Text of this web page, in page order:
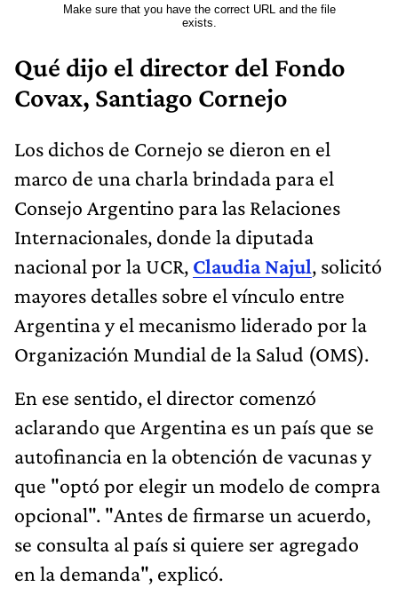
Qué dijo el director del Fondo
Covax, Santiago Cornejo
Los dichos de Cornejo se dieron en el
marco de una charla brindada para el
Consejo Argentino para las Relaciones
Internacionales, donde la diputada
nacional por la UCR, Claudia Najul, solicitó
mayores detalles sobre el vínculo entre
Argentina y el mecanismo liderado por la
Organización Mundial de la Salud (OMS).
En ese sentido, el director comenzó
aclarando que Argentina es un país que se
autofinancia en la obtención de vacunas y
que "optó por elegir un modelo de compra
opcional". "Antes de firmarse un acuerdo,
se consulta al país si quiere ser agregado
en la demanda", explicó.